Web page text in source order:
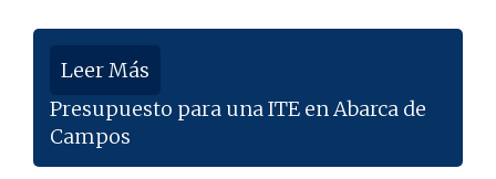
Leer Más
Presupuesto para una ITE en Abarca de
Campos